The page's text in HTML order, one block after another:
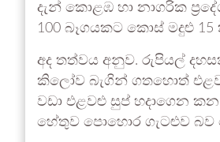
දැන් කොළඹ හා නාගරික
100 බෑගයකට කොස් මදුළු
අද තත්වය අනුව. රුපියල්
කිලෝව බැගින් ගතහොත්
වඩා එළවළු සුප් හදාගෙන
හේතුව පොහොර ගැටළුව බව